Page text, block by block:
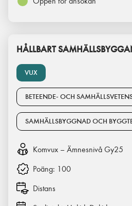
VUX
HÅLLBART
BETEENDE- OCH
SAMHÄLLSBYGGNAD OCH
Komvux – Ämnesnivå Gy25
Poäng: 100
Distans